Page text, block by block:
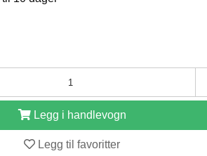
Legg i handlevogn
Legg til favoritter